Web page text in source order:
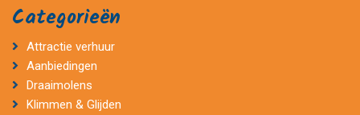
Categorieën
Attractie verhuur
Aanbiedingen
Draaimolens
Klimmen & Glijden